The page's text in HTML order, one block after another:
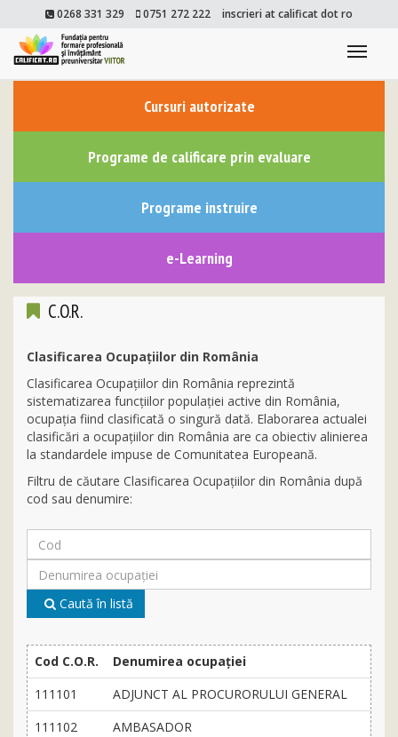
0268 331 329 0751 272 222 inscrieri at calificat dot ro
Cursuri autorizate
Programe de calificare prin evaluare
Programe instruire
e-Learning
C.O.R.
Clasificarea Ocupaţiilor din România
Clasificarea Ocupaţiilor din România reprezintă
sistematizarea funcţiilor populaţiei active din România,
ocupaţia fiind clasificată o singură dată. Elaborarea actualei
clasificări a ocupaţiilor din România are ca obiectiv alinierea
la standardele impuse de Comunitatea Europeană.
Filtru de căutare Clasificarea Ocupaţiilor din România după
cod sau denumire:
Caută în listă
Cod C.O.R.
Denumirea ocupaţiei
111101
ADJUNCT AL PROCURORULUI GENERAL
111102
AMBASADOR